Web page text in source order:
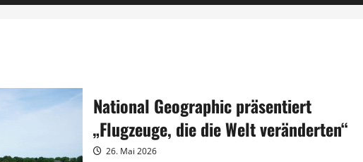
National Geographic präsentiert
„Flugzeuge, die die Welt veränderten“
26. Mai 2026